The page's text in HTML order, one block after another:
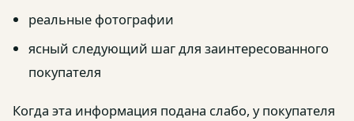
реальные фотографии
ясный следующий шаг для заинтересованного
покупателя
Когда эта информация подана слабо, у покупателя